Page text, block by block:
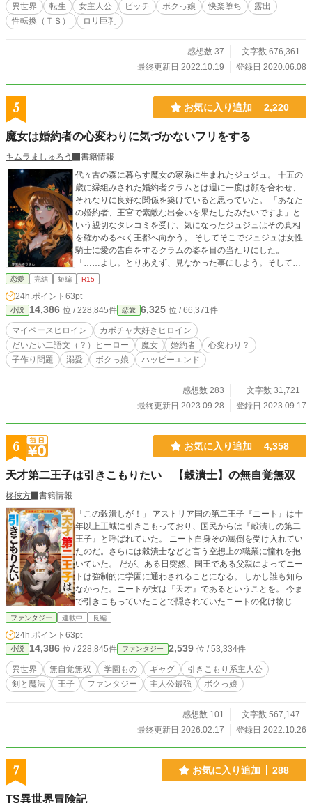
らで感想の返信は出来ませんが、本当に感謝しています。
異世界 転生 女主人公 ビッチ ボクっ娘 快楽堕ち
露出
性転換（ＴＳ）
ロリ巨乳
感想数 37
文字数 676,361
最終更新日 2022.10.19
登録日 2020.06.08
5 お気に入り追加 2,220
魔女は婚約者の心変わりに気づかないフリをする
キムラましゅろう
書籍情報
代々古の森に暮らす魔女の家系に生まれたジュジュ。 十五の
歳に縁組みされた婚約者クラムとは週に一度は顔を合わせ、
それなりに良好な関係を築けていると思っていた。 「あなた
の婚約者、王宮で素敵な出会いを果たしたみたいですよ」と
いう親切なタレコミを受け、気になったジュジュはその真相
を確かめるべく王都へ向かう。 そしてそこでジュジュは女性
騎士に愛の告白をするクラムの姿を目の当たりにした。
「……よし。とりあえず、見なかった事にしよう。そして婚
前交渉をして子種だけもらって解放してあげよう」 と、ジュ
することに決めたのだが……。 いつもながらのご都合主義。
ノーリアリティ・ノークオリティなお話です。 作中嫌がらせ
のように誤字脱字が点在しますが、寛容なお心でお読み頂け
ますと幸いです。 直接的な表現はありませんが、性交渉を連
想させるワードが出てきます。 地雷の方はご自衛くださいま
せ。 小説家になろうさんでも時差投稿します。
恋愛 完結 短編 R15
24h.ポイント 63pt
小説 14,386 位 / 228,845件 恋愛 6,325 位 / 66,371件
マイペースヒロイン
カボチャ大好きヒロイン
だいたい二語文（？）ヒーロー
魔女 婚約者
心変わり？
子作り問題
溺愛 ボクっ娘 ハッピーエンド
感想数 283
文字数 31,721
最終更新日 2023.09.28
登録日 2023.09.17
6 お気に入り追加 4,358
天才第二王子は引きこもりたい 【穀潰士】の無自覚無双
柊彼方
書籍情報
「この穀潰しが！」 アストリア国の第二王子『ニート』は十
年以上王城に引きこもっており、国民からは『穀潰しの第二
王子』と呼ばれていた。 ニート自身その罵倒を受け入れてい
たのだ。さらには穀潰士などと言う空想上の職業に憧れを抱
いていた。 だが、ある日突然、国王である父親によってニー
トは強制的に学園に通わされることになる。 しかし誰も知ら
なかった。ニートが実は『天才』であるということを。 今ま
で引きこもっていたことで隠されていたニートの化け物じみ
た実力が次々と明らかになる。 学院で起こされた波は徐々に
その後、ニートが学生ライフを送りながらいろいろな事件に
巻き込まれるのだが…… 「家族を守る。それが俺の穀潰士と
しての使命だ」 これは、穀潰しの第二王子と蔑まれていたニ
ートが、いつの日か『穀潰士の第二王子』と賞賛されるよう
な、そんな物語。
ファンタジー 連載中 長編
24h.ポイント 63pt
小説 14,386 位 / 228,845件 ファンタジー 2,539 位 / 53,334件
異世界 無自覚無双 学園もの ギャグ
引きこもり系主人公
剣と魔法
王子 ファンタジー 主人公最強 ボクっ娘
感想数 101
文字数 567,147
最終更新日 2026.02.17
登録日 2022.10.26
7 お気に入り追加 288
TS異世界冒険記